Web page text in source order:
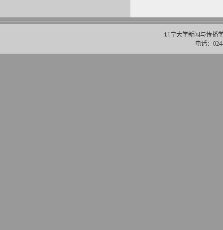
辽宁大学新闻与传播
电话：